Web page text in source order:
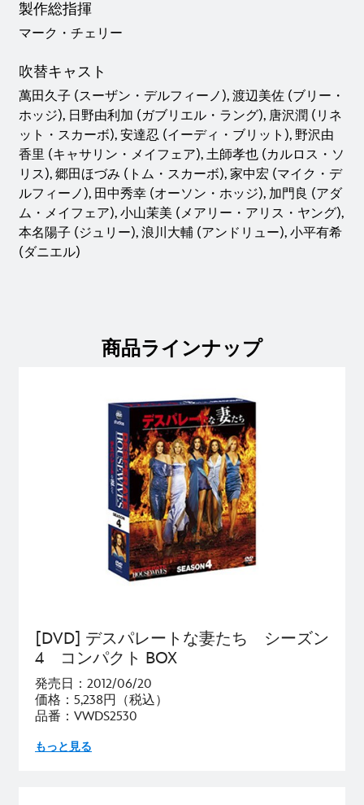
製作総指揮
マーク・チェリー
吹替キャスト
萬田久子 (スーザン・デルフィーノ), 渡辺美佐 (ブリー・
ホッジ), 日野由利加 (ガブリエル・ラング), 唐沢潤 (リネ
ット・スカーボ), 安達忍 (イーディ・ブリット), 野沢由
香里 (キャサリン・メイフェア), 土師孝也 (カルロス・ソ
リス), 郷田ほづみ (トム・スカーボ), 家中宏 (マイク・デ
ルフィーノ), 田中秀幸 (オーソン・ホッジ), 加門良 (アダ
ム・メイフェア), 小山茉美 (メアリー・アリス・ヤング),
本名陽子 (ジュリー), 浪川大輔 (アンドリュー), 小平有希
(ダニエル)
商品ラインナップ
[DVD] デスパレートな妻たち シーズン
4 コンパクト BOX
発売日：2012/06/20
価格：5,238円（税込）
品番：VWDS2530
もっと見る